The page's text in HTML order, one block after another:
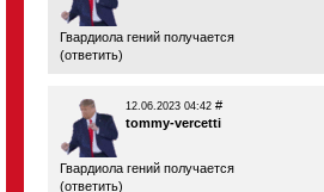
Гвардиола гений получается
(ответить)
12.06.2023 04:42 #
tommy-vercetti
Гвардиола гений получается
(ответить)